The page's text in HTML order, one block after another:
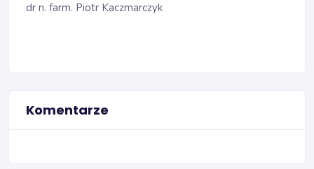
dr n. farm. Piotr Kaczmarczyk
Komentarze